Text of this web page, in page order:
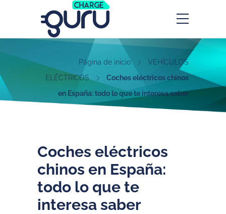
Página de inicio
VEHÍCULOS
ELÉCTRICOS
Coches eléctricos chinos
en España: todo lo que te interesa saber
Coches eléctricos
chinos en España:
todo lo que te
interesa saber